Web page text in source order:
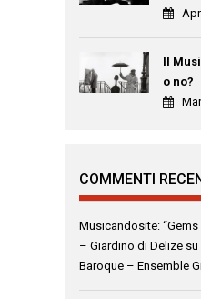
Il
o no?
COMMENTI
Musicandosite:
– Giardino di Delize su
Baroque – Ensemble